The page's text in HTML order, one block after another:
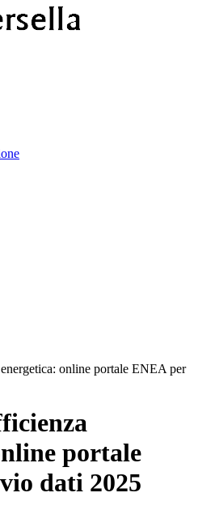
online portale ENEA per
portale
dati 2025